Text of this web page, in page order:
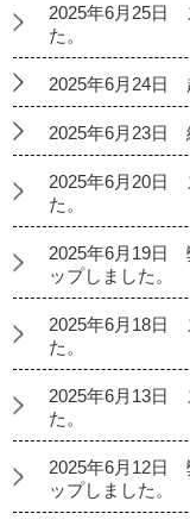
2025年6月25日
た。
2025年6月24日
2025年6月23日
2025年6月20日
た。
2025年6月19日
ップしました。
2025年6月18日
た。
2025年6月13日
た。
2025年6月12日
ップしました。